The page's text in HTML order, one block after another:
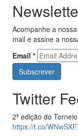
Acompanhe a
mail e assine a
Email *
Twitter
2ª edição do
https://t.co/